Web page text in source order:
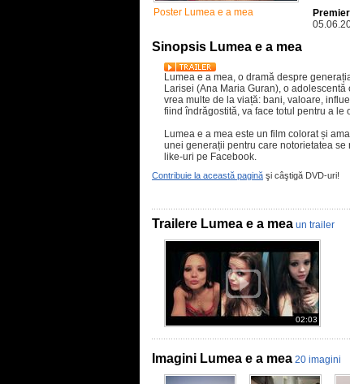
Poster Lumea e a mea
Sinopsis Lumea e a mea
Lumea e a mea, o dramă despre
Larisei (Ana Maria Guran), o
vrea multe de la viață: bani, valoare,
fiind îndrăgostită, va face totul pentru a le
Lumea e a mea este un film colorat și
unei generații pentru care notorietatea
like-uri pe Facebook.
Contribuie la această pagină şi câştigă DVD-uri!
Trailere Lumea e a mea un trailer
02:03
Imagini Lumea e a mea 20 imagini